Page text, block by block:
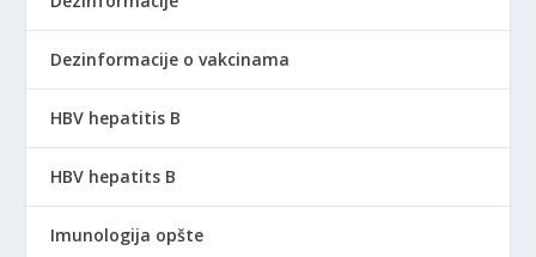
Dezinformacije o vakcinama
HBV hepatitis B
HBV hepatits B
Imunologija opšte